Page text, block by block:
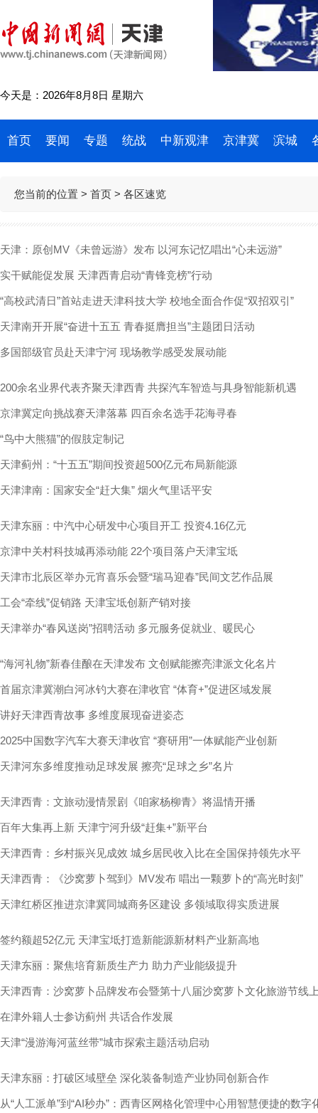
今天是：2026年8月8日 星期六
首页 要闻 专题 统战 中新观津 京津冀 滨城
您当前的位置 > 首页 > 各区速览
天津：原创MV《未曾远游》发布 以河东记忆唱出“心未远游”
实干赋能促发展 天津西青启动“青锋竞榜”行动
“高校武清日”首站走进天津科技大学 校地全面合作促“双招双引”
天津南开开展“奋进十五五 青春挺膺担当”主题团日活动
多国部级官员赴天津宁河 现场教学感受发展动能
200余名业界代表齐聚天津西青 共探汽车智造与具身智能新机遇
京津冀定向挑战赛天津落幕 四百余名选手花海寻春
“鸟中大熊猫”的假肢定制记
天津蓟州：“十五五”期间投资超500亿元布局新能源
天津津南：国家安全“赶大集” 烟火气里话平安
天津东丽：中汽中心研发中心项目开工 投资4.16亿元
京津中关村科技城再添动能 22个项目落户天津宝坻
天津市北辰区举办元宵喜乐会暨“瑞马迎春”民间文艺作品展
工会“牵线”促销路 天津宝坻创新产销对接
天津举办“春风送岗”招聘活动 多元服务促就业、暖民心
“海河礼物”新春佳酿在天津发布 文创赋能擦亮津派文化名片
首届京津冀潮白河冰钓大赛在津收官 “体育+”促进区域发展
讲好天津西青故事 多维度展现奋进姿态
2025中国数字汽车大赛天津收官 “赛研用”一体赋能产业创新
天津河东多维度推动足球发展 擦亮“足球之乡”名片
天津西青：文旅动漫情景剧《咱家杨柳青》将温情开播
百年大集再上新 天津宁河升级“赶集+”新平台
天津西青：乡村振兴见成效 城乡居民收入比在全国保持领先水平
天津西青：《沙窝萝卜驾到》MV发布 唱出一颗萝卜的“高光时刻”
天津红桥区推进京津冀同城商务区建设 多领域取得实质进展
签约额超52亿元 天津宝坻打造新能源新材料产业新高地
天津东丽：聚焦培育新质生产力 助力产业能级提升
天津西青：沙窝萝卜品牌发布会暨第十八届沙窝萝卜文化旅游节线
在津外籍人士参访蓟州 共话合作发展
天津“漫游海河蓝丝带”城市探索主题活动启动
天津东丽：打破区域壁垒 深化装备制造产业协同创新合作
从“人工派单”到“AI秒办”：西青区网格化管理中心用智慧便捷的数字